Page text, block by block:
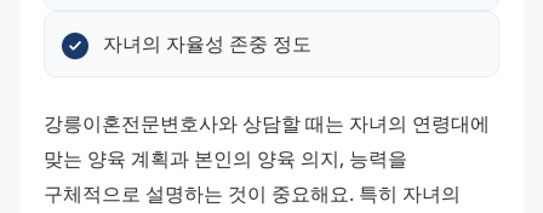
자녀의 자율성 존중 정도
강릉이혼전문변호사와 상담할 때는 자녀의 연령대에
맞는 양육 계획과 본인의 양육 의지, 능력을
구체적으로 설명하는 것이 중요해요. 특히 자녀의